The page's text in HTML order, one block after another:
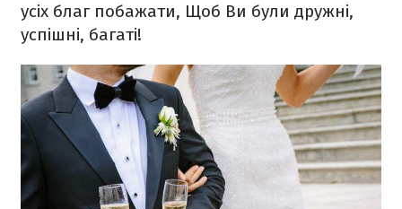
усіх благ побажати, Щоб Ви були дружні,
успішні, багаті!